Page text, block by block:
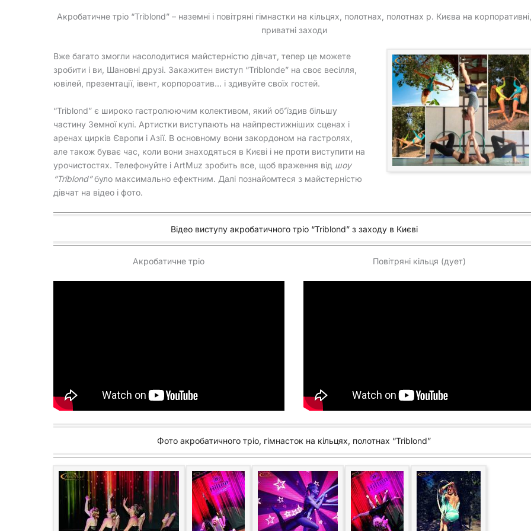
Акробатичне тріо “Triblond” – наземні і повітряні гімнастки на кільцях, полотнах, полотнах р. Києва на корпоративні,
приватні заходи
Вже багато змогли насолодитися майстерністю дівчат, тепер це можете
зробити і ви, Шановні друзі. Закажитен виступ “Triblonde” на своє весілля,
ювілей, презентації, івент, корпороатив… і здивуйте своїх гостей.
“Triblond” є широко гастролюючим колективом, який об’їздив більшу
частину Земної кулі. Артистки виступають на найпрестижніших сценах і
аренах цирків Європи і Азії. В основному вони закордоном на гастролях,
але також буває час, коли вони знаходяться в Києві і не проти виступити на
урочистостях. Телефонуйте і ArtMuz зробить все, щоб враження від шоу
“Triblond”було максимально ефектним. Далі познайомтеся з майстерністю
дівчат на відео і фото.
Відео виступу акробатичного тріо “Triblond” з заходу в Києві
Акробатичне тріо Повітряні кільця (дует)
Фото акробатичного тріо, гімнасток на кільцях, полотнах “Triblond”